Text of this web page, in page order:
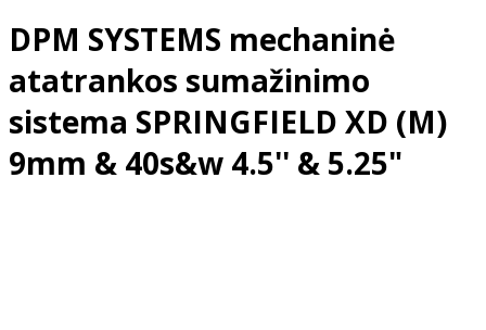
DPM SYSTEMS mechaninė
atatrankos sumažinimo
sistema SPRINGFIELD XD (M)
9mm & 40s&w 4.5'' & 5.25"